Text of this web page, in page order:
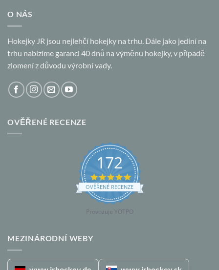
O NÁS
Hokejky JR jsou nejlehčí hokejky na trhu. Dále jako jediní na
trhu nabízíme garanci 40 dnů na výměnu hokejky, v případě
zlomení z důvodu výrobní vady.
OVĚŘENÉ RECENZE
172
5.0
star
rating
OVĚŘENÉ RECENZE
Provozuje YOTPO
MEZINÁRODNÍ WEBY